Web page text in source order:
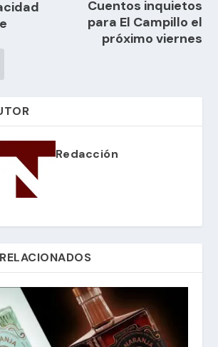
Cuentos inquietos
para El Campillo el
próximo viernes
Redacción